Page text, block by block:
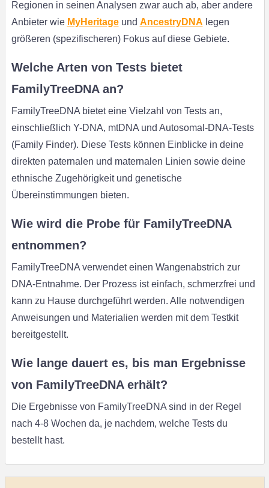
Regionen in seinen Analysen zwar auch ab, aber andere
Anbieter wie MyHeritageund AncestryDNA legen
größeren (spezifischeren) Fokus auf diese Gebiete.
Welche Arten von Tests bietet
FamilyTreeDNA an?
FamilyTreeDNA bietet eine Vielzahl von Tests an,
einschließlich Y-DNA, mtDNA und Autosomal-DNA-Tests
(Family Finder). Diese Tests können Einblicke in deine
direkten paternalen und maternalen Linien sowie deine
ethnische Zugehörigkeit und genetische
Übereinstimmungen bieten.
Wie wird die Probe für FamilyTreeDNA
entnommen?
FamilyTreeDNA verwendet einen Wangenabstrich zur
DNA-Entnahme. Der Prozess ist einfach, schmerzfrei und
kann zu Hause durchgeführt werden. Alle notwendigen
Anweisungen und Materialien werden mit dem Testkit
bereitgestellt.
Wie lange dauert es, bis man Ergebnisse
von FamilyTreeDNA erhält?
Die Ergebnisse von FamilyTreeDNA sind in der Regel
nach 4-8 Wochen da, je nachdem, welche Tests du
bestellt hast.